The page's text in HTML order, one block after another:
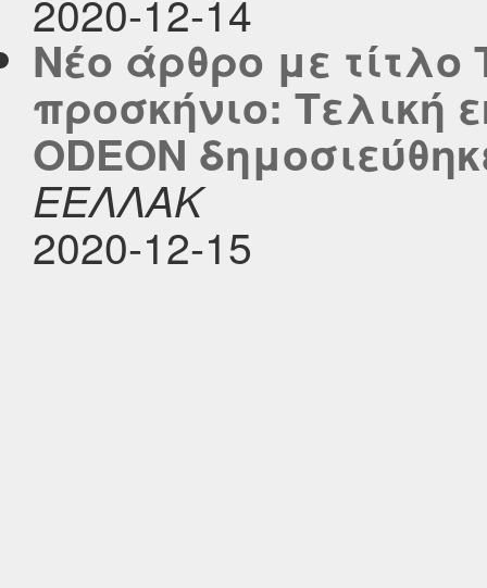
2020-12-14
Νέο άρθρο με
προσκήνιο: Τελική
ODEON
ΕΕΛΛΑΚ
2020-12-15